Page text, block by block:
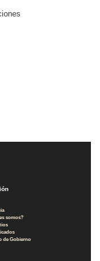
somos?
de Gobierno